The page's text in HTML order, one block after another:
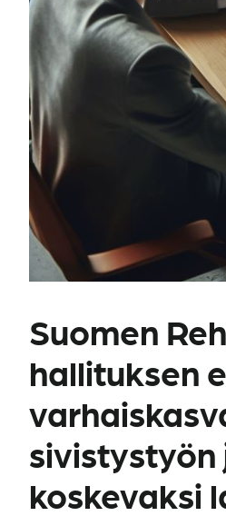
Suomen
hallituksen
koskevaksi